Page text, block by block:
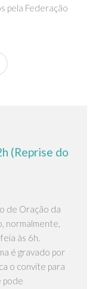
pela Federação
(Reprise do
de Oração da
normalmente,
às 6h.
é gravado por
o convite para
pode